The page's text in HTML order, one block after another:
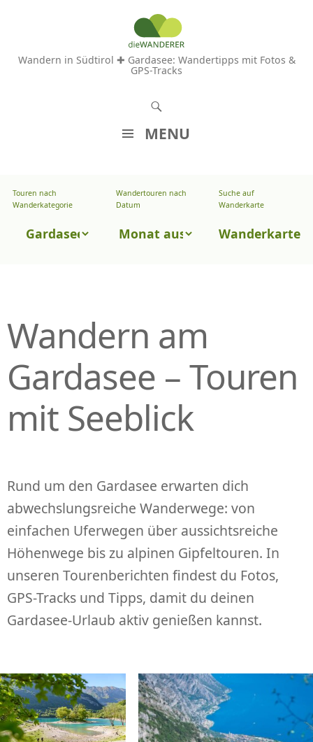
Wandern in Südtirol ✚ Gardasee: Wandertipps mit Fotos &
GPS-Tracks
MENU
M
R
N
G
N
Touren nach
Wanderkategorie
Touren
Wandertouren nach
Datum
Wandertouren
Datum
Suche auf
Wanderkarte
Wanderkarte
Wandern am
Gardasee – Touren
mit Seeblick
Rund um den Gardasee erwarten dich
abwechslungsreiche Wanderwege: von
einfachen Uferwegen über aussichtsreiche
Höhenwege bis zu alpinen Gipfeltouren. In
unseren Tourenberichten findest du Fotos,
GPS-Tracks und Tipps, damit du deinen
Gardasee-Urlaub aktiv genießen kannst.